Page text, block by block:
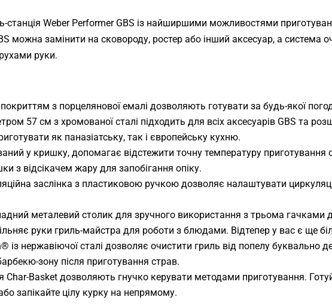
КОМПЛЕКТУЮЩИЕ К
ДЛЯ ПРИГОТОВЛЕНИЯ
ПИЦЦЫ
ПОДСТАВКИ И СТОЛЫ ДЛЯ
ГРИЛЕЙ
ГАЗОВЫЕ БАЛЛОНЫ И
КОМПЛЕКТУЮЩИЕ
станція Weber Performer GBS із найширшими можливостями
можна замінити на сковороду, ростер або інший аксесуар, а система
руки.
з порцелянової емалі дозволяють готувати за будь-якої
57 см з хромованої сталі підходить для всіх аксесуарів GBS та
як паназіатську, так і європейську кухню.
у кришку, допомагає відстежити точну температуру приготування
з відсікачем жару для запобігання опіку.
заслінка з пластиковою ручкою дозволяє налаштувати
металевий столик для зручного використання з трьома гачками
руки гриль-майстра для роботи з блюдами. Відтепер у вас є ще
із нержавіючої сталі дозволяє очистити гриль від попелу буквально
зону після приготування страв.
Char-Basket дозволяють гнучко керувати методами приготування.
запікайте цілу курку на непрямому.